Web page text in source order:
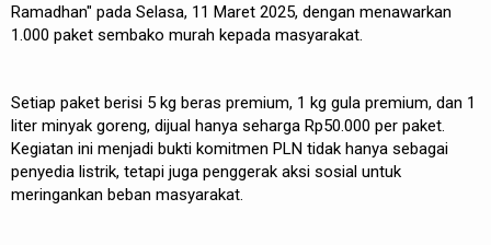
Ramadhan" pada Selasa, 11 Maret 2025, dengan menawarkan
1.000 paket sembako murah kepada masyarakat.
Setiap paket berisi 5 kg beras premium, 1 kg gula premium, dan 1
liter minyak goreng, dijual hanya seharga Rp50.000 per paket.
Kegiatan ini menjadi bukti komitmen PLN tidak hanya sebagai
penyedia listrik, tetapi juga penggerak aksi sosial untuk
meringankan beban masyarakat.